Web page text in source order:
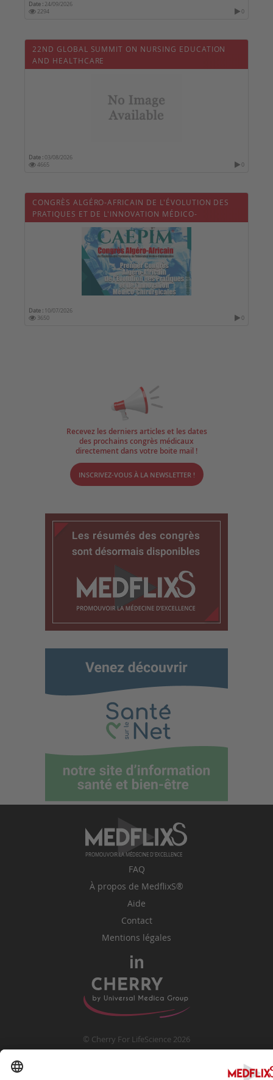
Date : 24/09/2026
2294
0
22ND GLOBAL SUMMIT ON NURSING EDUCATION
AND HEALTHCARE
Date :03/08/2026
4665
0
CONGRÈS ALGÉRO-AFRICAIN DE L'ÉVOLUTION DES
PRATIQUES ET DE L'INNOVATION MÉDICO-
CHIRURGICALES
Date : 10/07/2026
3650
0
Recevez les derniers articles et les dates
des prochains congrès médicaux
directement dans votre boite mail !
INSCRIVEZ-VOUS À LA NEWSLETTER !
PROMOUVOIR LA MÉDECINE D'EXCELLENCE
FAQ
À propos de MedflixS®
Aide
Contact
Mentions légales
© Cherry For LifeScience 2026